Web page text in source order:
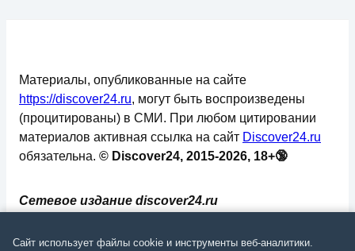
Сетевое издание discover24.ru
надзору в сфере связи, информационных
Материалы, опубликованные на сайте
https://discover24.ru, могут быть воспроизведены
(процитированы) в СМИ. При любом цитировании
материалов активная ссылка на сайт Discover24.ru
обязательна. © Discover24, 2015-2026, 18+🔞
Сайт использует файлы cookie и инструменты веб-аналитики.